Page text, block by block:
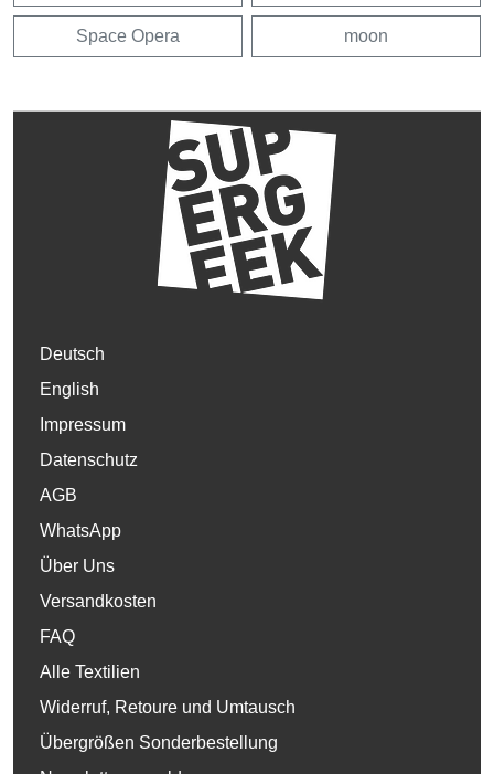
Space Opera moon
Deutsch
English
Impressum
Datenschutz
AGB
WhatsApp
Über Uns
Versandkosten
FAQ
Alle Textilien
Widerruf, Retoure und Umtausch
Übergrößen Sonderbestellung